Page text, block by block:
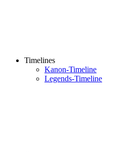
Timelines
Kanon-Timeline
Legends-Timeline